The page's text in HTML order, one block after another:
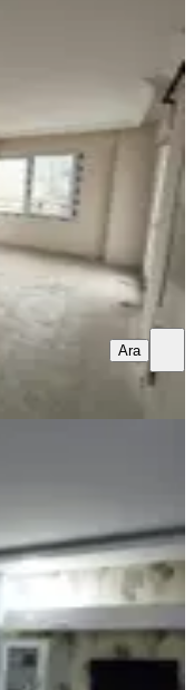
Ara
1+1 Kiralık